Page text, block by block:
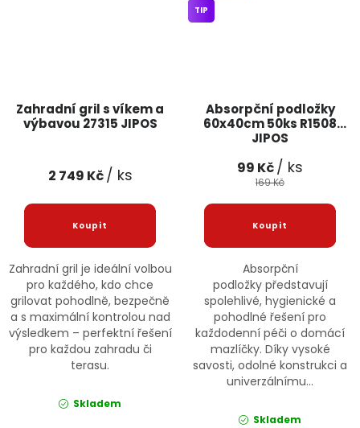
Zahradní gril s víkem a
výbavou 27315 JIPOS
2 749 Kč/ ks
Zahradní gril je ideální volbou
pro každého, kdo chce
grilovat pohodlně, bezpečně
a s maximální kontrolou nad
výsledkem – perfektní řešení
pro každou zahradu či
terasu.
Skladem
Absorpční podložky
60x40cm 50ks R1508
JIPOS
TIP
99 Kč/ ks
169 Kč
Absorpční
podložky představují
spolehlivé, hygienické a
pohodlné řešení pro
každodenní péči o domácí
mazlíčky. Díky vysoké
savosti, odolné konstrukci a
univerzálnímu...
Skladem